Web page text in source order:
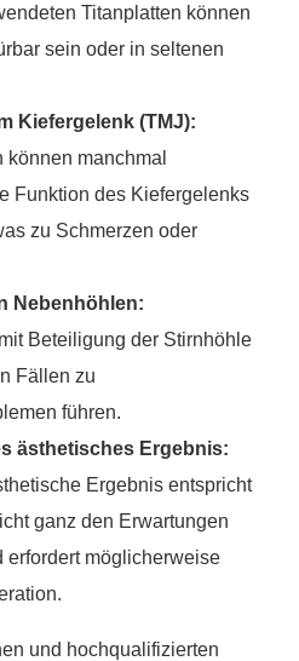
Titanplatten können
sein oder in seltenen
Kiefergelenk (TMJ):
können manchmal
Funktion des Kiefergelenks
zu Schmerzen oder
Nebenhöhlen:
Beteiligung der Stirnhöhle
Fällen zu
führen.
ästhetisches Ergebnis:
Ergebnis entspricht
ganz den Erwartungen
erfordert möglicherweise
und hochqualifizierten